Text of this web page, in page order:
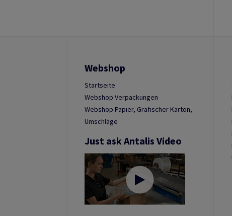
Webshop
Startseite
Webshop Verpackungen
Webshop Papier, Grafischer Karton,
Umschläge
Just ask Antalis Video